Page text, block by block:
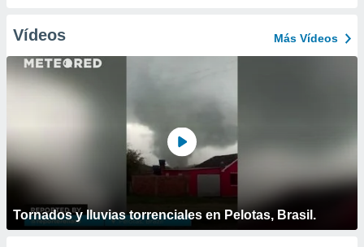
Vídeos Más Vídeos
Tornados y lluvias torrenciales en Pelotas, Brasil.